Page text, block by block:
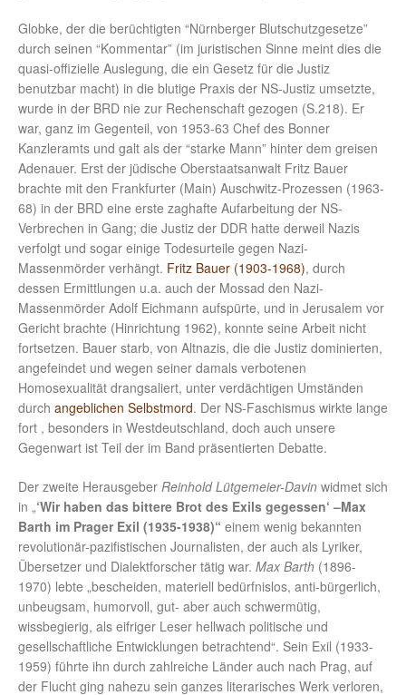
Globke, der die berüchtigten “Nürnberger Blutschutzgesetze”
durch seinen “Kommentar” (im juristischen Sinne meint dies die
quasi-offizielle Auslegung, die ein Gesetz für die Justiz
benutzbar macht) in die blutige Praxis der NS-Justiz umsetzte,
wurde in der BRD nie zur Rechenschaft gezogen (S.218). Er
war, ganz im Gegenteil, von 1953-63 Chef des Bonner
Kanzleramts und galt als der “starke Mann” hinter dem greisen
Adenauer. Erst der jüdische Oberstaatsanwalt Fritz Bauer
brachte mit den Frankfurter (Main) Auschwitz-Prozessen (1963-
68) in der BRD eine erste zaghafte Aufarbeitung der NS-
Verbrechen in Gang; die Justiz der DDR hatte derweil Nazis
verfolgt und sogar einige Todesurteile gegen Nazi-
Massenmörder verhängt. Fritz Bauer (1903-1968), durch
dessen Ermittlungen u.a. auch der Mossad den Nazi-
Massenmörder Adolf Eichmann aufspürte, und in Jerusalem vor
Gericht brachte (Hinrichtung 1962), konnte seine Arbeit nicht
fortsetzen. Bauer starb, von Altnazis, die die Justiz dominierten,
angefeindet und wegen seiner damals verbotenen
Homosexualität drangsaliert, unter verdächtigen Umständen
durch angeblichen Selbstmord. Der NS-Faschismus wirkte lange
fort , besonders in Westdeutschland, doch auch unsere
Gegenwart ist Teil der im Band präsentierten Debatte.
Der zweite Herausgeber Reinhold Lütgemeier-Davin widmet sich
in „‘Wir haben das bittere Brot des Exils gegessen‘ –Max
Barth im Prager Exil (1935-1938)“ einem wenig bekannten
revolutionär-pazifistischen Journalisten, der auch als Lyriker,
Übersetzer und Dialektforscher tätig war. Max Barth (1896-
1970) lebte „bescheiden, materiell bedürfnislos, anti-bürgerlich,
unbeugsam, humorvoll, gut- aber auch schwermütig,
wissbegierig, als eifriger Leser hellwach politische und
gesellschaftliche Entwicklungen betrachtend“. Sein Exil (1933-
1959) führte ihn durch zahlreiche Länder auch nach Prag, auf
der Flucht ging nahezu sein ganzes literarisches Werk verloren,